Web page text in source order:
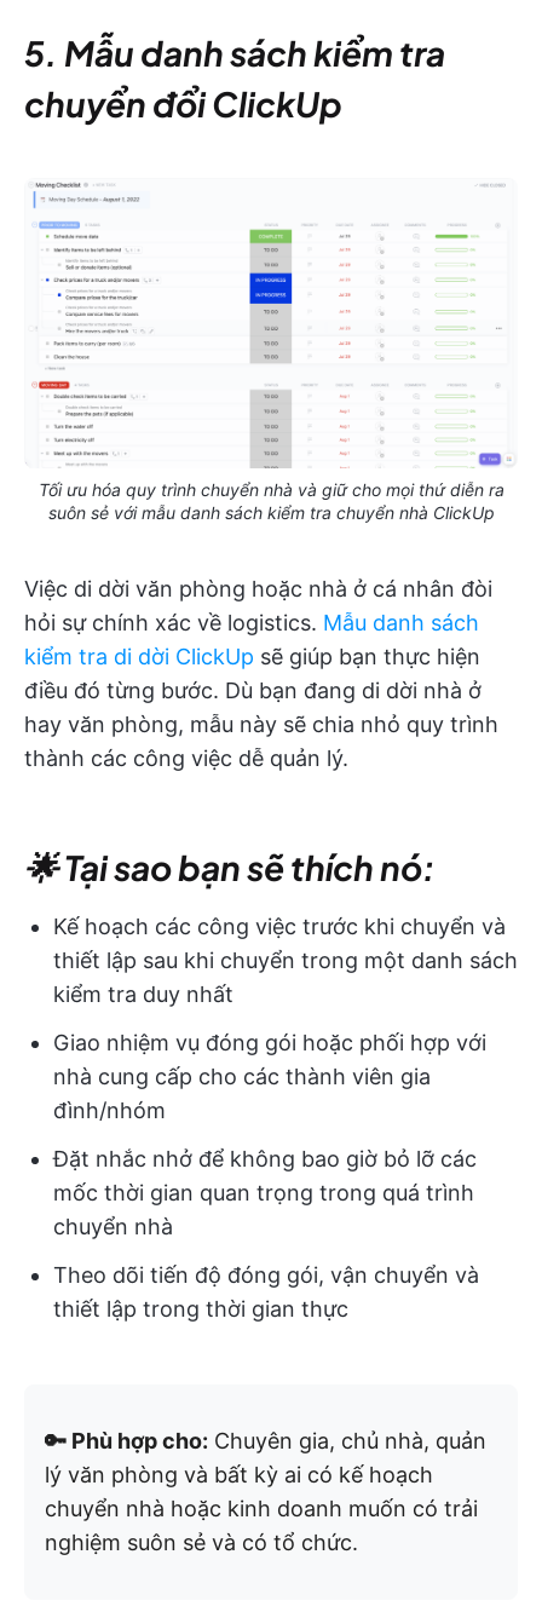
5. Mẫu danh sách kiểm tra
chuyển đổi ClickUp
Tối ưu hóa quy trình chuyển nhà và giữ cho mọi thứ diễn ra
suôn sẻ với mẫu danh sách kiểm tra chuyển nhà ClickUp
Việc di dời văn phòng hoặc nhà ở cá nhân đòi
hỏi sự chính xác về logistics. Mẫu danh sách
kiểm tra di dời ClickUp sẽ giúp bạn thực hiện
điều đó từng bước. Dù bạn đang di dời nhà ở
hay văn phòng, mẫu này sẽ chia nhỏ quy trình
thành các công việc dễ quản lý.
🌟 Tại sao bạn sẽ thích nó:
Kế hoạch các công việc trước khi chuyển và
thiết lập sau khi chuyển trong một danh sách
kiểm tra duy nhất
Giao nhiệm vụ đóng gói hoặc phối hợp với
nhà cung cấp cho các thành viên gia
đình/nhóm
Đặt nhắc nhở để không bao giờ bỏ lỡ các
mốc thời gian quan trọng trong quá trình
chuyển nhà
Theo dõi tiến độ đóng gói, vận chuyển và
thiết lập trong thời gian thực
🔑 Phù hợp cho: Chuyên gia, chủ nhà, quản
lý văn phòng và bất kỳ ai có kế hoạch
chuyển nhà hoặc kinh doanh muốn có trải
nghiệm suôn sẻ và có tổ chức.